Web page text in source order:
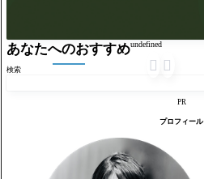
検索
PR
プロフィール
あなたへのおすすめundefined
 